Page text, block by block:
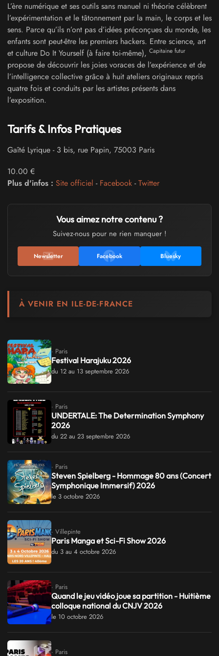
L’ère numérique et ses outils sans manuel ni théorie célèbrent
l’expérimentation et le tâtonnement par la main, le corps et les
sens. Parce qu’ils n’ont pas d’idées préconçues du monde, les
enfants sont peut-être les premiers hackers. Entre science, art
et culture Do It Yourself (à faire toi-même), Capitaine futur
propose de découvrir les joies voraces de l’expérience et de
l’intelligence collective grâce à huit ateliers originaux repris
quatre fois et conduits par les artistes présents dans
l’exposition.
Tarifs & Infos Pratiques
Gaîté Lyrique - 3 bis, rue Papin, 75003 Paris
10.00 €
Plus d'infos : Site officiel - Facebook -Twitter
Vous aimez notre contenu ?
Suivez-nous pour ne rien manquer !
Newsletter Facebook Bluesky
À VENIR EN ILE-DE-FRANCE
· Paris
Festival Harajuku 2026
du 12 au 13 septembre 2026
· Paris
UNDERTALE: The Determination Symphony
2026
du 22 au 23 septembre 2026
· Paris
Steven Spielberg - Hommage 80 ans (Concert
Symphonique Immersif) 2026
le 3 octobre 2026
· Villepinte
Paris Manga et Sci-Fi Show 2026
du 3 au 4 octobre 2026
· Paris
Quand le jeu vidéo joue sa partition - Huitième
colloque national du CNJV 2026
le 10 octobre 2026
· Paris